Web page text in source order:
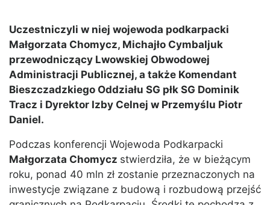
Uczestniczyli w niej wojewoda podkarpacki
Małgorzata Chomycz, Michajło Cymbaljuk
przewodniczący Lwowskiej Obwodowej
Administracji Publicznej, a także Komendant
Bieszczadzkiego Oddziału SG płk SG Dominik
Tracz i Dyrektor Izby Celnej w Przemyślu Piotr
Daniel.
Podczas konferencji Wojewoda Podkarpacki
Małgorzata Chomycz stwierdziła, że w bieżącym
roku, ponad 40 mln zł zostanie przeznaczonych na
inwestycje związane z budową i rozbudową przejść